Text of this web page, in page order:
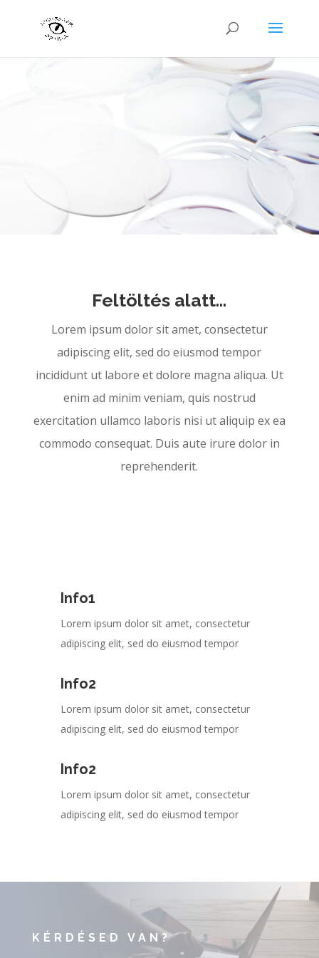
Feltöltés alatt…
Lorem ipsum dolor sit amet, consectetur
adipiscing elit, sed do eiusmod tempor
incididunt ut labore et dolore magna aliqua. Ut
enim ad minim veniam, quis nostrud
exercitation ullamco laboris nisi ut aliquip ex ea
commodo consequat. Duis aute irure dolor in
reprehenderit.
Info1
Lorem ipsum dolor sit amet, consectetur
adipiscing elit, sed do eiusmod tempor
Info2
Lorem ipsum dolor sit amet, consectetur
adipiscing elit, sed do eiusmod tempor
Info2
Lorem ipsum dolor sit amet, consectetur
adipiscing elit, sed do eiusmod tempor
KÉRDÉSED VAN?